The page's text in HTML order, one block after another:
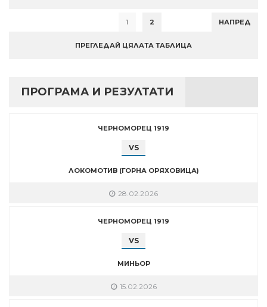
1 2 НАПРЕД
ПРЕГЛЕДАЙ ЦЯЛАТА ТАБЛИЦА
ПРОГРАМА И РЕЗУЛТАТИ
ЧЕРНОМОРЕЦ 1919
VS
ЛОКОМОТИВ (ГОРНА ОРЯХОВИЦА)
28.02.2026
ЧЕРНОМОРЕЦ 1919
VS
МИНЬОР
15.02.2026